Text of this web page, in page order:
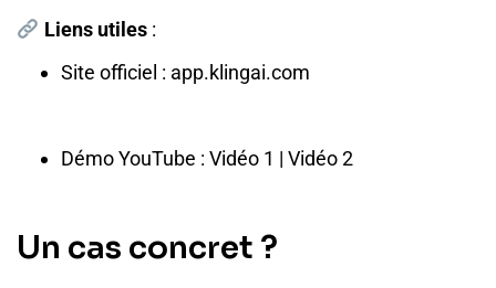
Liens utiles:
Site officiel : app.klingai.com
Démo YouTube : Vidéo 1 | Vidéo 2
Un cas concret ?